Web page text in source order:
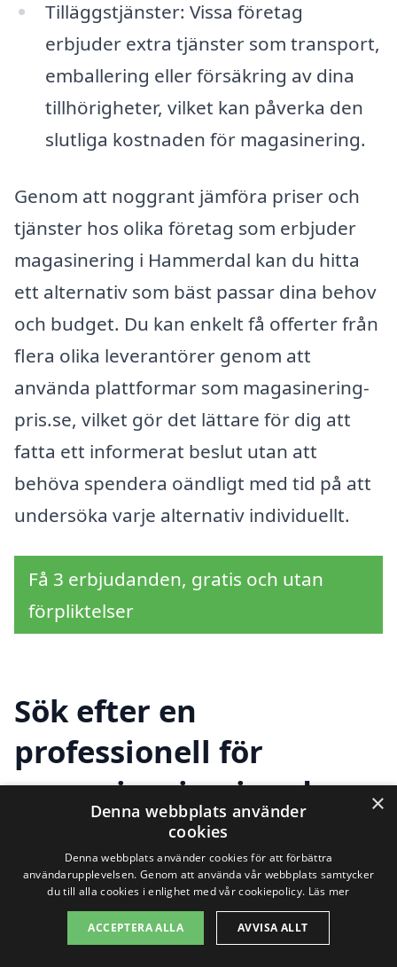
Tilläggstjänster: Vissa företag
erbjuder extra tjänster som transport,
emballering eller försäkring av dina
tillhörigheter, vilket kan påverka den
slutliga kostnaden för magasinering.
Genom att noggrant jämföra priser och
tjänster hos olika företag som erbjuder
magasinering i Hammerdal kan du hitta
ett alternativ som bäst passar dina behov
och budget. Du kan enkelt få offerter från
flera olika leverantörer genom att
använda plattformar som magasinering-
pris.se, vilket gör det lättare för dig att
fatta ett informerat beslut utan att
behöva spendera oändligt med tid på att
undersöka varje alternativ individuellt.
Få 3 erbjudanden, gratis och utan
förpliktelser
Sök efter en
professionell för
magasinering i andra
städer nära Hammerdal
Att hitta rätt magasinering i Hammerdal
och dess omgivningar kan vara en
×
Denna webbplats använder
cookies
Denna webbplats använder cookies för att förbättra
användarupplevelsen. Genom att använda vår webbplats samtycker
du till alla cookies i enlighet med vår cookiepolicy. Läs mer
ACCEPTERA ALLA AVVISA ALLT